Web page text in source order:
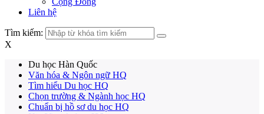
Liên hệ
Tìm kiếm:
X
Du học Hàn Quốc
Văn hóa & Ngôn ngữ HQ
Tìm hiểu Du học HQ
Chọn trường & Ngành học HQ
Chuẩn bị hồ sơ du học HQ